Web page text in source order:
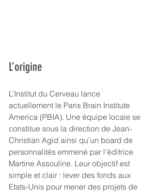
L’origine
L’Institut du Cerveau lance
actuellement le Paris Brain Institute
America (PBIA). Une équipe locale se
constitue sous la direction de Jean-
Christian Agid ainsi qu’un board de
personnalités emmené par l’éditrice
Martine Assouline. Leur objectif est
simple et clair : lever des fonds aux
Etats-Unis pour mener des projets de